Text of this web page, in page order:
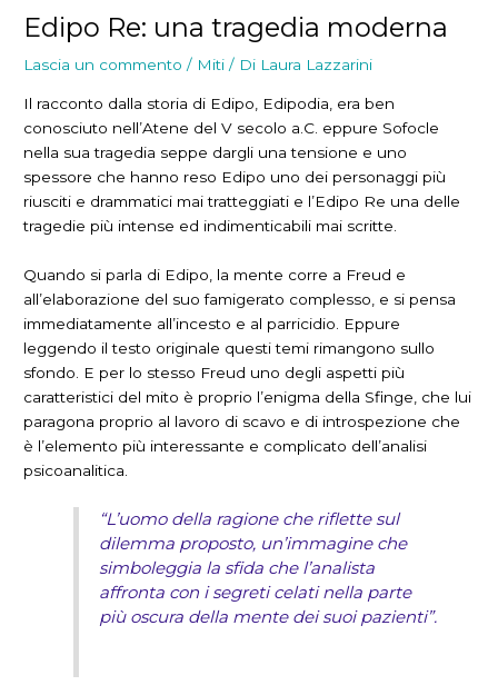
Edipo Re: una tragedia moderna
Lascia un commento / Miti / Di Laura Lazzarini
Il racconto dalla storia di Edipo, Edipodia, era ben
conosciuto nell’Atene del V secolo a.C. eppure Sofocle
nella sua tragedia seppe dargli una tensione e uno
spessore che hanno reso Edipo uno dei personaggi più
riusciti e drammatici mai tratteggiati e l’Edipo Re una delle
tragedie più intense ed indimenticabili mai scritte.
Quando si parla di Edipo, la mente corre a Freud e
all’elaborazione del suo famigerato complesso, e si pensa
immediatamente all’incesto e al parricidio. Eppure
leggendo il testo originale questi temi rimangono sullo
sfondo. E per lo stesso Freud uno degli aspetti più
caratteristici del mito è proprio l’enigma della Sfinge, che lui
paragona proprio al lavoro di scavo e di introspezione che
è l’elemento più interessante e complicato dell’analisi
psicoanalitica.
“L’uomo della ragione che riflette sul
dilemma proposto, un’immagine che
simboleggia la sfida che l’analista
affronta con i segreti celati nella parte
più oscura della mente dei suoi pazienti”.